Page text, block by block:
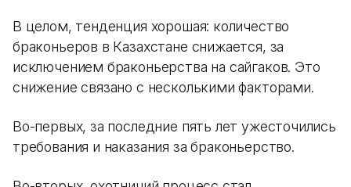
В целом, тенденция хорошая: количество
браконьеров в Казахстане снижается, за
исключением браконьерства на сайгаков. Это
снижение связано с несколькими факторами.
Во-первых, за последние пять лет ужесточились
требования и наказания за браконьерство.